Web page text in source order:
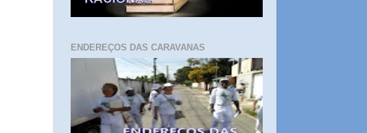
ENDEREÇOS DAS CARAVANAS